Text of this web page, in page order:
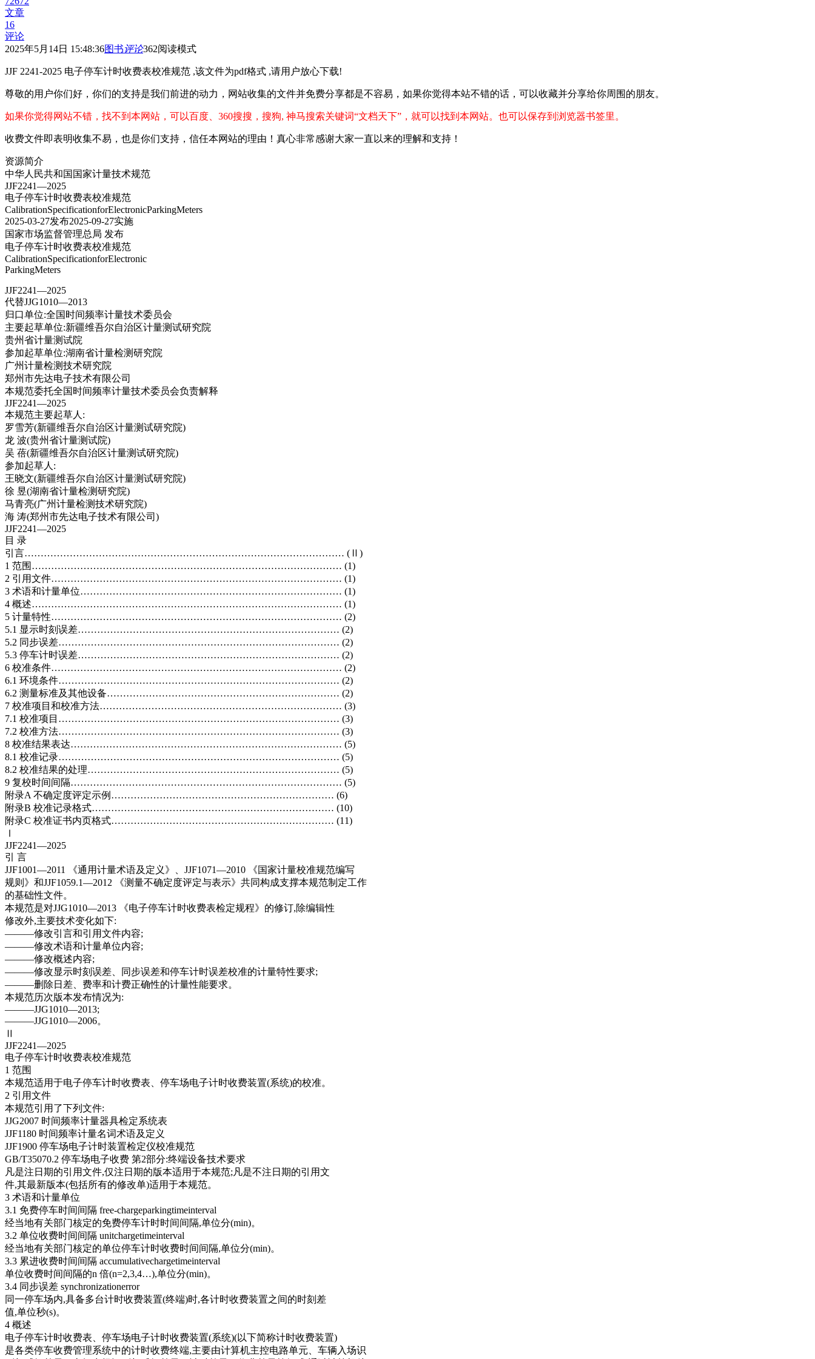
文章
16
评论
2025年5月14日 15:48:36图书评论362阅读模式
JJF 2241-2025 电子停车计时收费表校准规范 ,该文件为pdf格式 ,请用户放心下载!
尊敬的用户你们好，你们的支持是我们前进的动力，网站收集的文件并免费分享都是不容易，如果你觉得本站不错的话，可以收藏并分享给你周围的朋友。
如果你觉得网站不错，找不到本网站，可以百度、360搜搜，搜狗, 神马搜索关键词“文档天下”，就可以找到本网站。也可以保存到浏览器书签里。
收费文件即表明收集不易，也是你们支持，信任本网站的理由！真心非常感谢大家一直以来的理解和支持！
资源简介
中华人民共和国国家计量技术规范
JJF2241—2025
电子停车计时收费表校准规范
CalibrationSpecificationforElectronicParkingMeters
2025-03-27发布2025-09-27实施
国家市场监督管理总局 发布
电子停车计时收费表校准规范
CalibrationSpecificationforElectronic
ParkingMeters
JJF2241—2025
代替JJG1010—2013
归口单位:全国时间频率计量技术委员会
主要起草单位:新疆维吾尔自治区计量测试研究院
贵州省计量测试院
参加起草单位:湖南省计量检测研究院
广州计量检测技术研究院
郑州市先达电子技术有限公司
本规范委托全国时间频率计量技术委员会负责解释
JJF2241—2025
本规范主要起草人:
罗雪芳(新疆维吾尔自治区计量测试研究院)
龙 波(贵州省计量测试院)
吴 蓓(新疆维吾尔自治区计量测试研究院)
参加起草人:
王晓文(新疆维吾尔自治区计量测试研究院)
徐 昱(湖南省计量检测研究院)
马青亮(广州计量检测技术研究院)
海 涛(郑州市先达电子技术有限公司)
JJF2241—2025
目 录
引言……………………………………………………………………………………… (Ⅱ)
1 范围…………………………………………………………………………………… (1)
2 引用文件……………………………………………………………………………… (1)
3 术语和计量单位……………………………………………………………………… (1)
4 概述…………………………………………………………………………………… (1)
5 计量特性……………………………………………………………………………… (2)
5.1 显示时刻误差……………………………………………………………………… (2)
5.2 同步误差…………………………………………………………………………… (2)
5.3 停车计时误差……………………………………………………………………… (2)
6 校准条件……………………………………………………………………………… (2)
6.1 环境条件…………………………………………………………………………… (2)
6.2 测量标准及其他设备……………………………………………………………… (2)
7 校准项目和校准方法………………………………………………………………… (3)
7.1 校准项目…………………………………………………………………………… (3)
7.2 校准方法…………………………………………………………………………… (3)
8 校准结果表达………………………………………………………………………… (5)
8.1 校准记录…………………………………………………………………………… (5)
8.2 校准结果的处理…………………………………………………………………… (5)
9 复校时间间隔………………………………………………………………………… (5)
附录A 不确定度评定示例…………………………………………………………… (6)
附录B 校准记录格式………………………………………………………………… (10)
附录C 校准证书内页格式…………………………………………………………… (11)
Ⅰ
JJF2241—2025
引 言
JJF1001—2011 《通用计量术语及定义》、JJF1071—2010 《国家计量校准规范编写
规则》和JJF1059.1—2012 《测量不确定度评定与表示》共同构成支撑本规范制定工作
的基础性文件。
本规范是对JJG1010—2013 《电子停车计时收费表检定规程》的修订,除编辑性
修改外,主要技术变化如下:
———修改引言和引用文件内容;
———修改术语和计量单位内容;
———修改概述内容;
———修改显示时刻误差、同步误差和停车计时误差校准的计量特性要求;
———删除日差、费率和计费正确性的计量性能要求。
本规范历次版本发布情况为:
———JJG1010—2013;
———JJG1010—2006。
Ⅱ
JJF2241—2025
电子停车计时收费表校准规范
1 范围
本规范适用于电子停车计时收费表、停车场电子计时收费装置(系统)的校准。
2 引用文件
本规范引用了下列文件:
JJG2007 时间频率计量器具检定系统表
JJF1180 时间频率计量名词术语及定义
JJF1900 停车场电子计时装置检定仪校准规范
GB/T35070.2 停车场电子收费 第2部分:终端设备技术要求
凡是注日期的引用文件,仅注日期的版本适用于本规范;凡是不注日期的引用文
件,其最新版本(包括所有的修改单)适用于本规范。
3 术语和计量单位
3.1 免费停车时间间隔 free-chargeparkingtimeinterval
经当地有关部门核定的免费停车计时时间间隔,单位分(min)。
3.2 单位收费时间间隔 unitchargetimeinterval
经当地有关部门核定的单位停车计时收费时间间隔,单位分(min)。
3.3 累进收费时间间隔 accumulativechargetimeinterval
单位收费时间间隔的n 倍(n=2,3,4…),单位分(min)。
3.4 同步误差 synchronizationerror
同一停车场内,具备多台计时收费装置(终端)时,各计时收费装置之间的时刻差
值,单位秒(s)。
4 概述
电子停车计时收费表、停车场电子计时收费装置(系统)(以下简称计时收费装置)
是各类停车收费管理系统中的计时收费终端,主要由计算机主控电路单元、车辆入场识